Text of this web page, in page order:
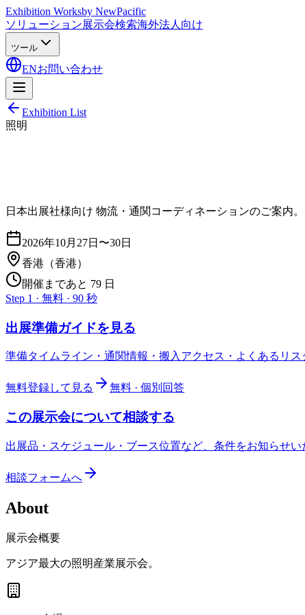
Exhibition Worksby NewPacific
ソリューション展示会検索海外法人向け
ツール
ENお問い合わせ
Exhibition List
照明
日本出展社様向け 物流・通関コーディネーションのご案内
2026年10月27日〜30日
香港 （香港）
開催まであと 79 日
Step 1 · 無料 · 90 秒
出展準備ガイドを見る
準備タイムライン・通関情報・搬入アクセス・よくあるリス
無料登録して見る 無料 · 個別回答
この展示会について相談する
出展品・スケジュール・ブース位置など、条件をお知らせ
相談フォームへ
About
展示会概要
アジア最大の照明産業展示会。